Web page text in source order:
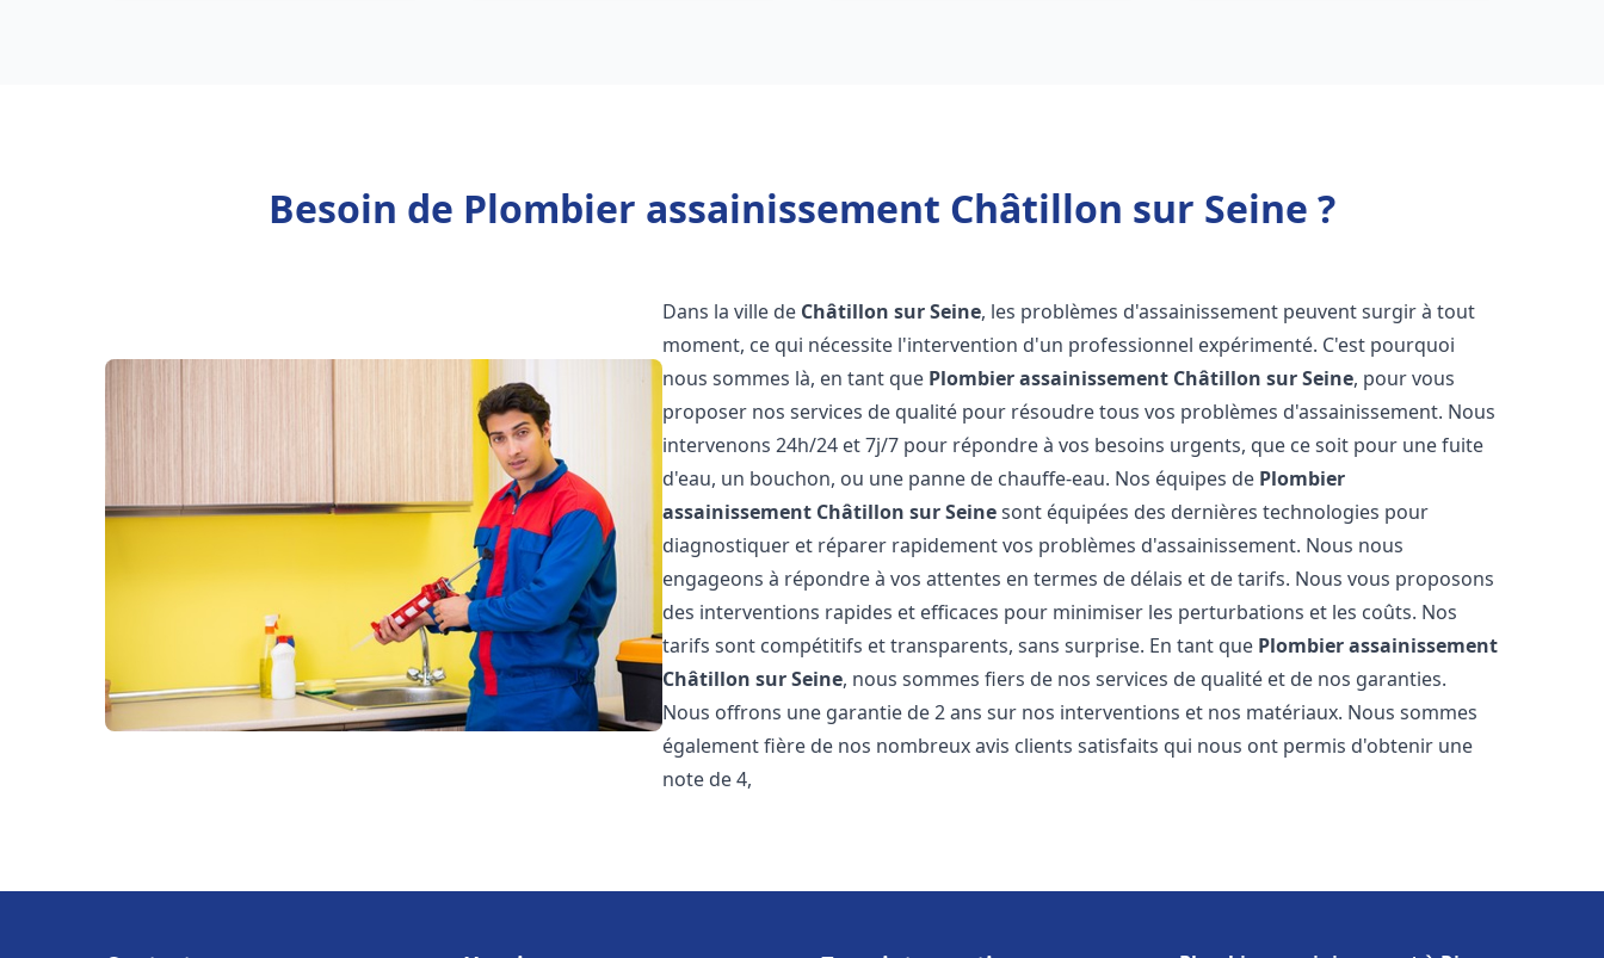
Besoin de Plombier assainissement Châtillon sur Seine ?
Dans la ville de Châtillon sur Seine, les problèmes d'assainissement peuvent surgir à tout
moment, ce qui nécessite l'intervention d'un professionnel expérimenté. C'est pourquoi
nous sommes là, en tant que Plombier assainissement Châtillon sur Seine, pour vous
proposer nos services de qualité pour résoudre tous vos problèmes d'assainissement. Nous
intervenons 24h/24 et 7j/7 pour répondre à vos besoins urgents, que ce soit pour une fuite
d'eau, un bouchon, ou une panne de chauffe-eau. Nos équipes de Plombier
assainissement Châtillon sur Seinesont équipées des dernières technologies pour
diagnostiquer et réparer rapidement vos problèmes d'assainissement. Nous nous
engageons à répondre à vos attentes en termes de délais et de tarifs. Nous vous proposons
des interventions rapides et efficaces pour minimiser les perturbations et les coûts. Nos
tarifs sont compétitifs et transparents, sans surprise. En tant que Plombier assainissement
Châtillon sur Seine, nous sommes fiers de nos services de qualité et de nos garanties.
Nous offrons une garantie de 2 ans sur nos interventions et nos matériaux. Nous sommes
également fière de nos nombreux avis clients satisfaits qui nous ont permis d'obtenir une
note de 4,